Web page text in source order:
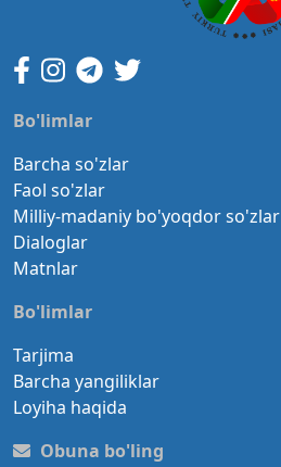
Bo'limlar
Barcha so'zlar
Faol so'zlar
Milliy-madaniy bo'yoqdor so'zlar
Dialoglar
Matnlar
Bo'limlar
Tarjima
Barcha yangiliklar
Loyiha haqida
Obuna bo'ling